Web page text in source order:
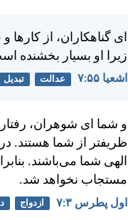
ای گناهكاران، از
زيرا او بسيار بخشنده
اشعيا ۵۵:‏۷ عدالت تبدیل
و شما ای شوهران،
ظريفتر از شما هستند.
الهی شما می‌باشند.
مستجاب نخواهد شد.
اول پطرس ۳:‏۷ ازدواج